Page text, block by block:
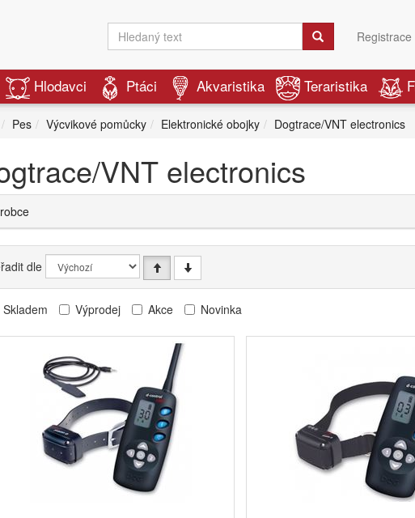
Registrace
Hlodavci Ptáci Akvaristika Teraristika
Pes Výcvikové pomůcky Elektronické obojky Dogtrace/VNT electronics
VNT electronics
dle
Skladem Výprodej Akce Novinka